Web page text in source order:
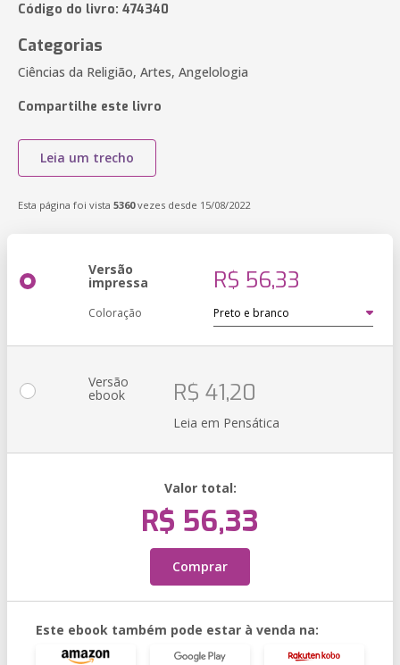
Código do livro: 474340
Categorias
Ciências da Religião, Artes, Angelologia
Compartilhe este livro
Leia um trecho
Esta página foi vista 5360vezes desde 15/08/2022
Versão
impressa R$ 56,33
Coloração
Versão
ebook R$ 41,20
Leia em Pensática
Valor total:
R$ 56,33
Comprar
Este ebook também pode estar à venda na: